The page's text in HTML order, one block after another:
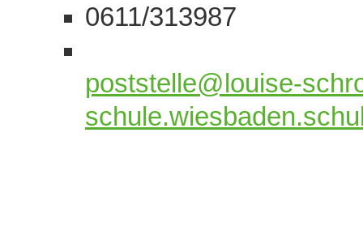
0611/313987
poststelle@louise-